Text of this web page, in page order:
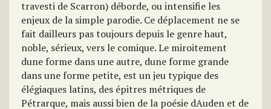
travesti de Scarron) déborde, ou intensifie les
enjeux de la simple parodie. Ce déplacement ne se
fait dailleurs pas toujours depuis le genre haut,
noble, sérieux, vers le comique. Le miroitement
dune forme dans une autre, dune forme grande
dans une forme petite, est un jeu typique des
élégiaques latins, des épitres métriques de
Pétrarque, mais aussi bien de la poésie dAuden et de